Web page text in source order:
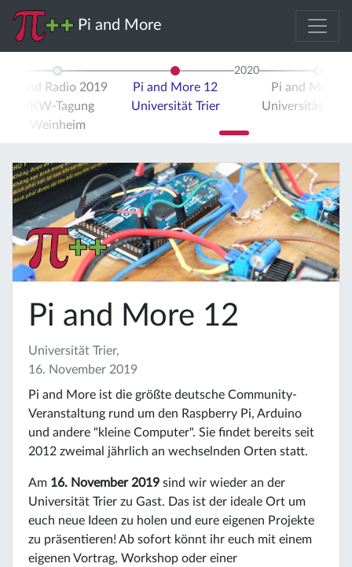
Pi and More
Pi and Radio 2019
UKW-Tagung
Weinheim
Pi and More 12
Universität Trier
2020
Pi and More
Universität
Pi and More 12
Universität Trier,
16. November 2019
Pi and More ist die größte deutsche Community-
Veranstaltung rund um den Raspberry Pi, Arduino
und andere "kleine Computer". Sie findet bereits seit
2012 zweimal jährlich an wechselnden Orten statt.
Am 16. November 2019 sind wir wieder an der
Universität Trier zu Gast. Das ist der ideale Ort um
euch neue Ideen zu holen und eure eigenen Projekte
zu präsentieren! Ab sofort könnt ihr euch mit einem
eigenen Vortrag, Workshop oder einer